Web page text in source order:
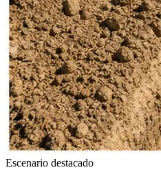
Escenario destacado